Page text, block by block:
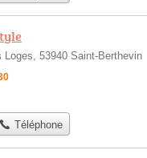
Loges, 53940 Saint-Berthevin
Téléphone